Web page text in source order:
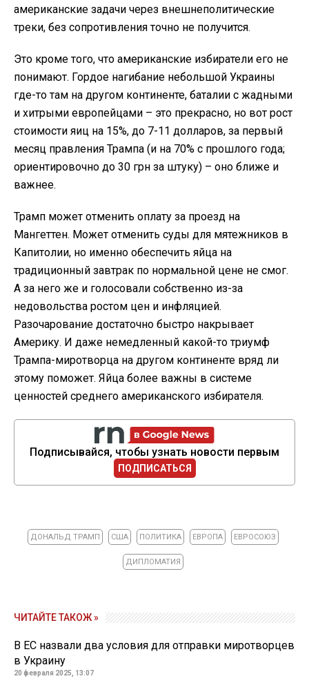
американские задачи через внешнеполитические
треки, без сопротивления точно не получится.
Это кроме того, что американские избиратели его не
понимают. Гордое нагибание небольшой Украины
где-то там на другом континенте, баталии с жадными
и хитрыми европейцами – это прекрасно, но вот рост
стоимости яиц на 15%, до 7-11 долларов, за первый
месяц правления Трампа (и на 70% с прошлого года;
ориентировочно до 30 грн за штуку) – оно ближе и
важнее.
Трамп может отменить оплату за проезд на
Мангеттен. Может отменить суды для мятежников в
Капитолии, но именно обеспечить яйца на
традиционный завтрак по нормальной цене не смог.
А за него же и голосовали собственно из-за
недовольства ростом цен и инфляцией.
Разочарование достаточно быстро накрывает
Америку. И даже немедленный какой-то триумф
Трампа-миротворца на другом континенте вряд ли
этому поможет. Яйца более важны в системе
ценностей среднего американского избирателя.
Подписывайся, чтобы узнать новости первым
ПОДПИСАТЬСЯ
ДОНАЛЬД ТРАМП США ПОЛИТИКА ЕВРОПА ЕВРОСОЮЗ
ДИПЛОМАТИЯ
ЧИТАЙТЕ ТАКОЖ »
В ЕС назвали два условия для отправки миротворцев
в Украину
20 февраля 2025, 13:07